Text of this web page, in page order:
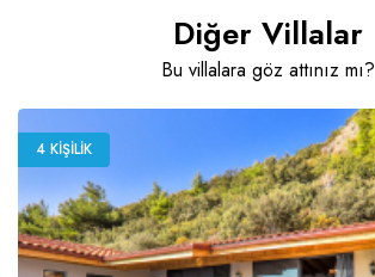
Diğer Villalar
Bu villalara göz attınız mı?
4 KIŞILIK